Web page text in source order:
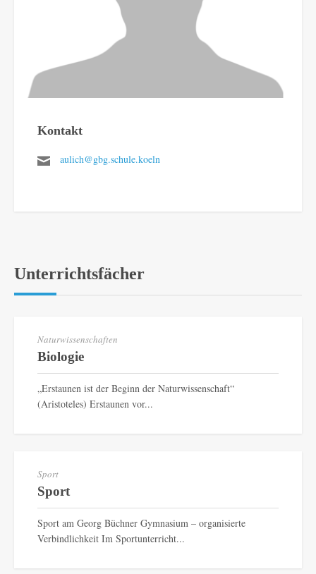
Kontakt
aulich@gbg.schule.koeln
Unterrichtsfächer
Naturwissenschaften
Biologie
„Erstaunen ist der Beginn der Naturwissenschaft“
(Aristoteles) Erstaunen vor...
Sport
Sport
Sport am Georg Büchner Gymnasium – organisierte
Verbindlichkeit Im Sportunterricht...